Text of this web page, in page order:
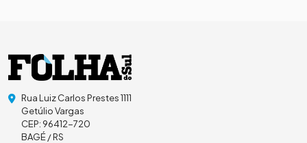
Rua Luiz Carlos Prestes 1111
Getúlio Vargas
CEP: 96412-720
BAGÉ / RS